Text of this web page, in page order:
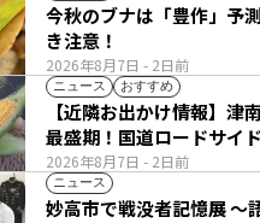
2026年8月7日 - 2日前
今秋のブナは「豊作」予測 クマ出没に引き続
き注意！
ニュース おすすめ
2026年8月7日 - 2日前
【近隣お出かけ情報】津
最盛期！国道ロードサイ
い列
ニュース
妙高市で戦没者記憶展 ～